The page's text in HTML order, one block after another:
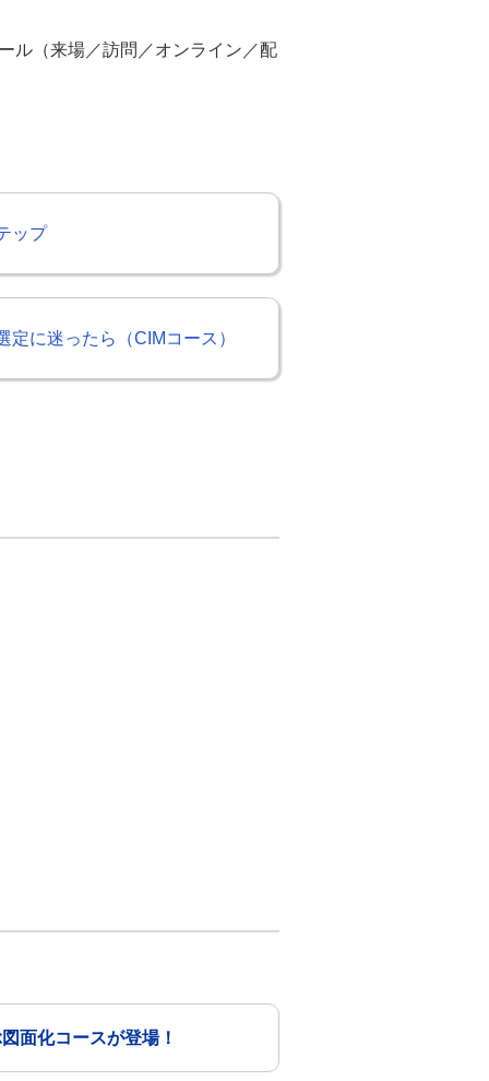
ル（来場／訪問／オンライン／配
ップ
定に迷ったら（CIMコース）
面化コースが登場！